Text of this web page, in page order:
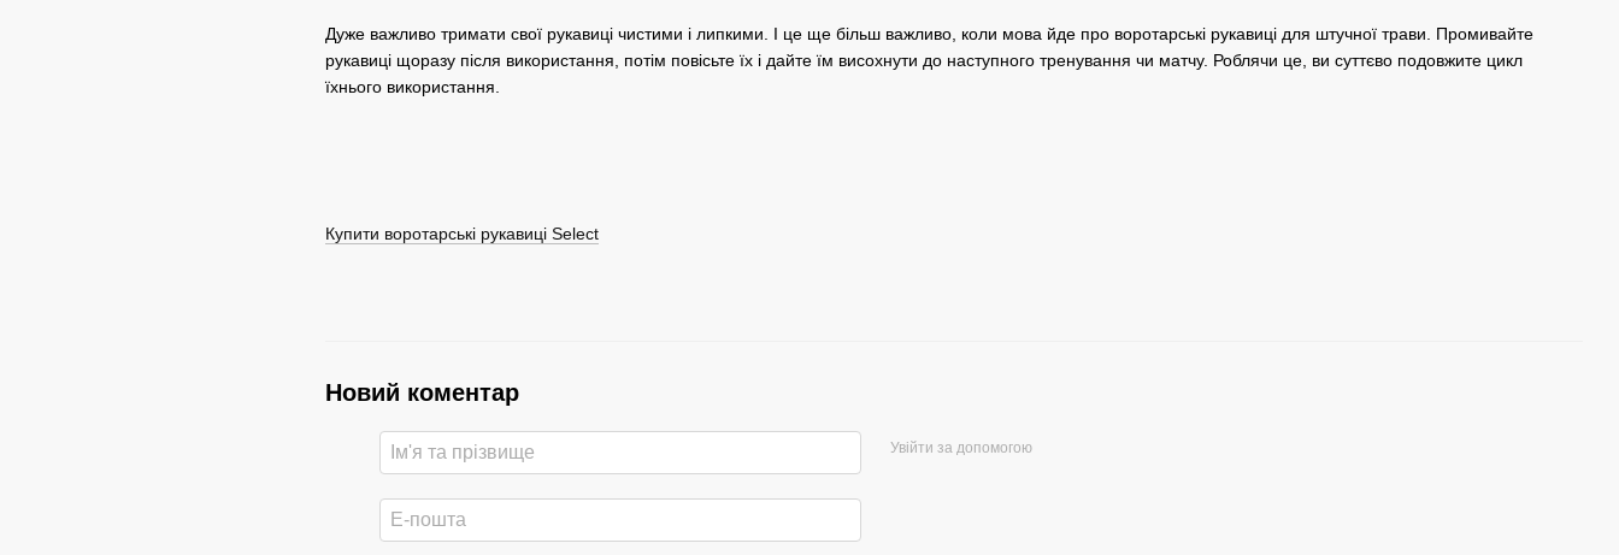
Дуже важливо тримати свої рукавиці чистими і липкими. І це ще більш важливо, коли мова йде про воротарські рукавиці для штучної трави. Промивайте
рукавиці щоразу після використання, потім повісьте їх і дайте їм висохнути до наступного тренування чи матчу. Роблячи це, ви суттєво подовжите цикл
їхнього використання.
Купити воротарські рукавиці Select
Новий коментар
Увійти за допомогою